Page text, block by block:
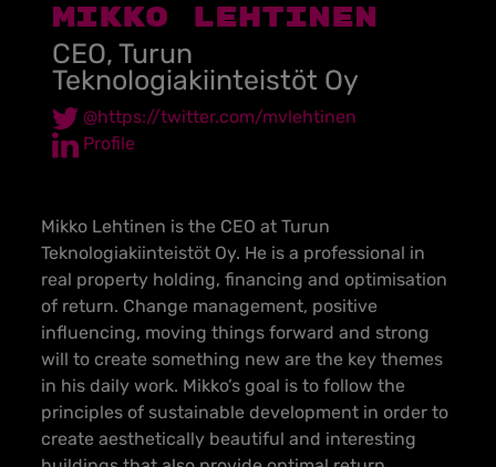
MIKKO LEHTINEN
CEO, Turun
Teknologiakiinteistöt Oy
@https://twitter.com/mvlehtinen
Profile
Mikko Lehtinen is the CEO at Turun
Teknologiakiinteistöt Oy. He is a professional in
real property holding, financing and optimisation
of return. Change management, positive
influencing, moving things forward and strong
will to create something new are the key themes
in his daily work. Mikko’s goal is to follow the
principles of sustainable development in order to
create aesthetically beautiful and interesting